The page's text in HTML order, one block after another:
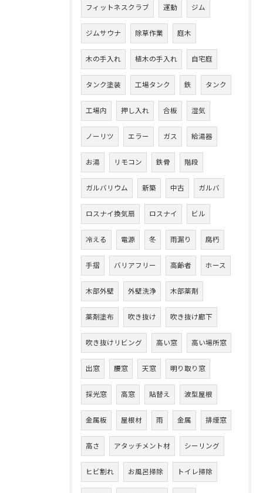
フィットネスクラブ 運動 ジム
ジムサウナ 除草作業 庭木
木の手入れ 植木の手入れ 自宅庭
タンク塗装 工場タンク 鉄 タンク
工場内 押し入れ 合板 湿気
ノーリツ エラー ガス 給湯器
お湯 リモコン 鉄骨 階段
ガルバリウム 新築 中古 ガルバ
ロスナイ換気扇 ロスナイ ビル
冷える 電源 冬 雨漏り 腐朽
手摺 バリアフリー 高齢者 ホース
木部外壁 外壁洗浄 木部薬剤
薬剤塗布 吹き抜け 吹き抜け廊下
吹き抜けリビング 高い窓 高い場所窓
出窓 腰窓 天窓 明り取り窓
採光窓 高窓 貼替え 波型屋根
金属板 屋根材 雨 金属 排煙窓
高さ アタッチメント材 シーリング
ヒビ割れ お風呂掃除 トイレ掃除